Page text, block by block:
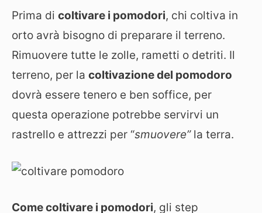
Prima di coltivare i pomodori, chi coltiva in
orto avrà bisogno di preparare il terreno.
Rimuovere tutte le zolle, rametti o detriti. Il
terreno, per la coltivazione del pomodoro
dovrà essere tenero e ben soffice, per
questa operazione potrebbe servirvi un
rastrello e attrezzi per “smuovere”la terra.
Come coltivare i pomodori, gli step